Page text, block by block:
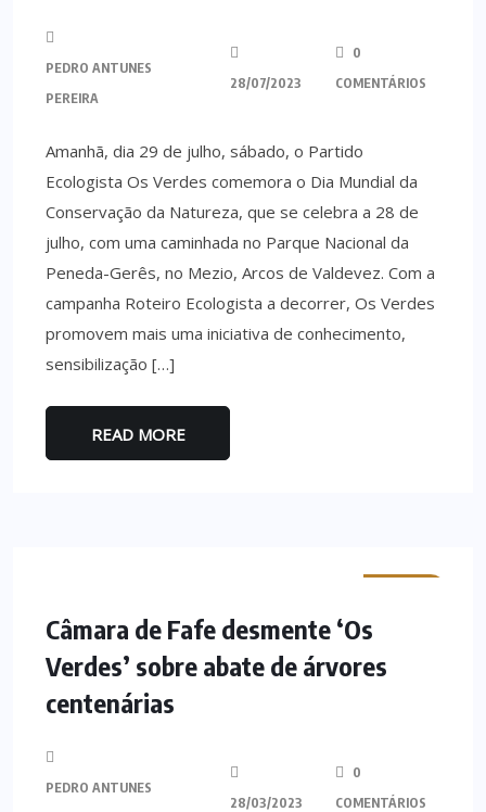
PEDRO ANTUNES
PEREIRA
28/07/2023
0
COMENTÁRIOS
Amanhã, dia 29 de julho, sábado, o Partido
Ecologista Os Verdes comemora o Dia Mundial da
Conservação da Natureza, que se celebra a 28 de
julho, com uma caminhada no Parque Nacional da
Peneda-Gerês, no Mezio, Arcos de Valdevez. Com a
campanha Roteiro Ecologista a decorrer, Os Verdes
promovem mais uma iniciativa de conhecimento,
sensibilização […]
READ MORE
Câmara de Fafe desmente ‘Os
Verdes’ sobre abate de árvores
centenárias
PEDRO ANTUNES
28/03/2023
0
COMENTÁRIOS